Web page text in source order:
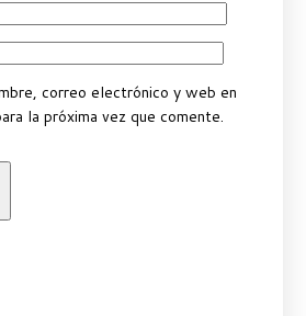
correo electrónico y web en
la próxima vez que comente.